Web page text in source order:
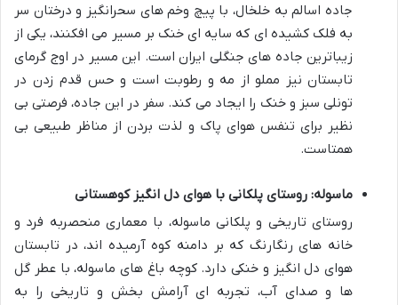
جاده اسالم به خلخال، با پیچ وخم های سحرانگیز و درختان سر
به فلک کشیده ای که سایه ای خنک بر مسیر می افکنند، یکی از
زیباترین جاده های جنگلی ایران است. این مسیر در اوج گرمای
تابستان نیز مملو از مه و رطوبت است و حس قدم زدن در
تونلی سبز و خنک را ایجاد می کند. سفر در این جاده، فرصتی بی
نظیر برای تنفس هوای پاک و لذت بردن از مناظر طبیعی بی
همتاست.
ماسوله: روستای پلکانی با هوای دل انگیز کوهستانی
روستای تاریخی و پلکانی ماسوله، با معماری منحصربه فرد و
خانه های رنگارنگ که بر دامنه کوه آرمیده اند، در تابستان
هوای دل انگیز و خنکی دارد. کوچه باغ های ماسوله، با عطر گل
ها و صدای آب، تجربه ای آرامش بخش و تاریخی را به